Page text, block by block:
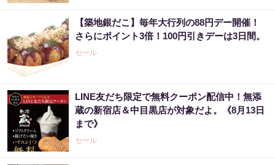
【築地銀だこ】毎年大行列の88円デー開催！
さらにポイント3倍！100円引きデーは3日間。
セール
LINE友だち限定で無料クーポン配信中！無添
蔵の新宿店＆中目黒店が対象だよ。《8月13日
まで》
セール